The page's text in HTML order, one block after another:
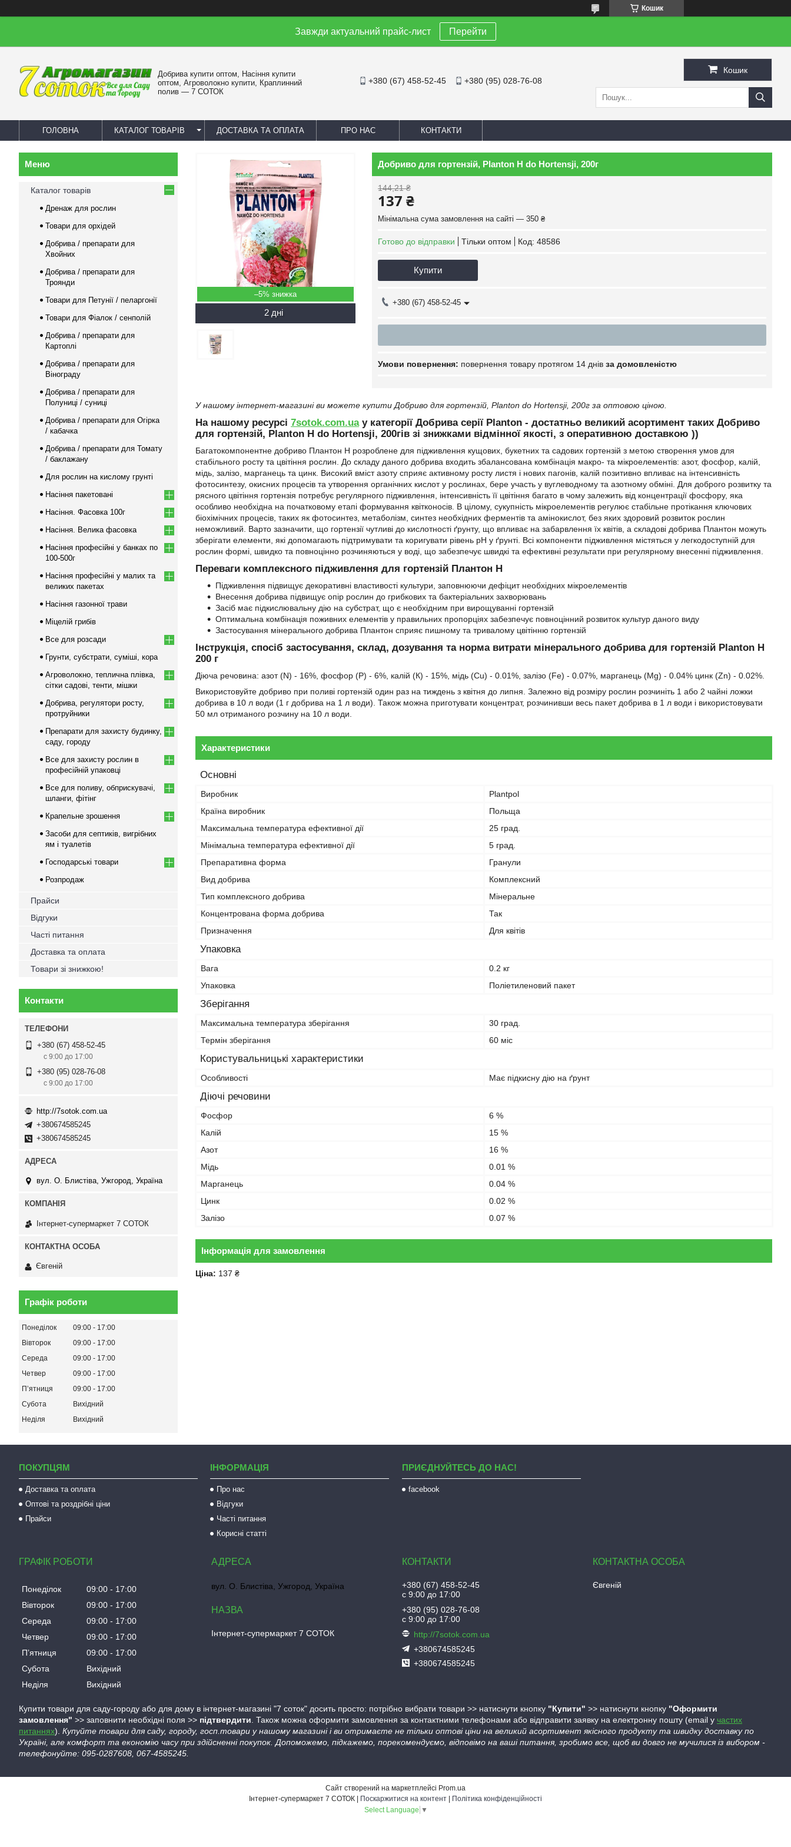
Кошик
Завжди актуальний прайс-лист Перейти
Добрива купити оптом, Насіння купити
оптом, Агроволокно купити, Краплинний
полив — 7 СОТОК
+380 (67) 458-52-45 +380 (95) 028-76-08
Кошик
ГОЛОВНА КАТАЛОГ ТОВАРІВ ДОСТАВКА ТА ОПЛАТА ПРО НАС КОНТАКТИ
–5%
2 дні
Добриво для гортензій, Planton H do Hortensji, 200г
144,21 ₴
137 ₴
Мінімальна сума замовлення на сайті — 350 ₴
Готово до відправки Тільки оптом Код: 48586
Купити
+380 (67) 458-52-45
повернення товару протягом 14 днів за домовленістю
У нашому інтернет-магазині ви можете купити Добриво для гортензій, Planton do Hortensji, 200г за оптовою ціною.
На нашому ресурсі 7sotok.com.uaу категорії Добрива серії Planton - достатньо великий асортимент таких Добриво
для гортензій, Planton H do Hortensji, 200гів зі знижками відмінної якості, з оперативною доставкою ))
Багатокомпонентне добриво Плантон Н розроблене для підживлення кущових, букетних та садових гортензій з метою створення умов для
стабільного росту та цвітіння рослин. До складу даного добрива входить збалансована комбінація макро- та мікроелементів: азот, фосфор, калій,
мідь, залізо, марганець та цинк. Високий вміст азоту сприяє активному росту листя і нових пагонів, калій позитивно впливає на інтенсивність
фотосинтезу, окисних процесів та утворення органічних кислот у рослинах, бере участь у вуглеводному та азотному обміні. Для доброго розвитку та
рясного цвітіння гортензія потребує регулярного підживлення, інтенсивність її цвітіння багато в чому залежить від концентрації фосфору, яка
особливо необхідна на початковому етапі формування квітконосів. В цілому, сукупність мікроелементів регулює стабільне протікання ключових
біохімічних процесів, таких як фотосинтез, метаболізм, синтез необхідних ферментів та амінокислот, без яких здоровий розвиток рослин
неможливий. Варто зазначити, що гортензії чутливі до кислотності ґрунту, що впливає на забарвлення їх квітів, а складові добрива Плантон можуть
зберігати елементи, які допомагають підтримувати та коригувати рівень pH у ґрунті. Всі компоненти підживлення містяться у легкодоступній для
рослин формі, швидко та повноцінно розчиняються у воді, що забезпечує швидкі та ефективні результати при регулярному внесенні підживлення.
Переваги комплексного підживлення для гортензій Плантон Н
Підживлення підвищує декоративні властивості культури, заповнюючи дефіцит необхідних мікроелементів
Внесення добрива підвищує опір рослин до грибкових та бактеріальних захворювань
Засіб має підкислювальну дію на субстрат, що є необхідним при вирощуванні гортензій
Оптимальна комбінація поживних елементів у правильних пропорціях забезпечує повноцінний розвиток культур даного виду
Застосування мінерального добрива Плантон сприяє пишному та тривалому цвітінню гортензій
Інструкція, спосіб застосування, склад, дозування та норма витрати мінерального добрива для гортензій Planton Н
200 г
Діюча речовина: азот (N) - 16%, фосфор (P) - 6%, калій (К) - 15%, мідь (Cu) - 0.01%, залізо (Fe) - 0.07%, марганець (Mg) - 0.04% цинк (Zn) - 0.02%.
Використовуйте добриво при поливі гортензій один раз на тиждень з квітня до липня. Залежно від розміру рослин розчиніть 1 або 2 чайні ложки
добрива в 10 л води (1 г добрива на 1 л води). Також можна приготувати концентрат, розчинивши весь пакет добрива в 1 л води і використовувати
50 мл отриманого розчину на 10 л води.
Характеристики
Основні
Виробник
Plantpol
Країна виробник
Польща
Максимальна температура ефективної дії
25 град.
Мінімальна температура ефективної дії
5 град.
Препаративна форма
Гранули
Вид добрива
Комплексний
Тип комплексного добрива
Мінеральне
Концентрована форма добрива
Так
Призначення
Для квітів
Упаковка
Вага
0.2 кг
Упаковка
Поліетиленовий пакет
Зберігання
Максимальна температура зберігання
30 град.
Термін зберігання
60 міс
Користувальницькі характеристики
Особливості Має підкисну дію на ґрунт
Діючі речовини
Фосфор
6 %
Калій
15 %
Азот
16 %
Мідь
0.01 %
Марганець
0.04 %
Цинк
0.02 %
Залізо
0.07 %
Інформація для замовлення
Ціна: 137 ₴
Каталог товарів
Дренаж для рослин
Товари для орхідей
Добрива / препарати для
Хвойних
Добрива / препарати для
Троянди
Товари для Петунії / пеларгонії
Товари для Фіалок / сенполій
Добрива / препарати для
Картоплі
Добрива / препарати для
Вінограду
Добрива / препарати для
Полуниці / суниці
Добрива / препарати для Огірка
/ кабачка
Добрива / препарати для Томату
/ баклажану
Для рослин на кислому грунті
Насіння пакетовані
Насіння. Фасовка 100г
Насіння. Велика фасовка
Насіння професійні у банках по
100-500г
Насіння професійні у малих та
великих пакетах
Насіння газонної трави
Міцелій грибів
Все для розсади
Грунти, субстрати, суміші, кора
Агроволокно, теплична плівка,
сітки садові, тенти, мішки
Добрива, регулятори росту,
протруйники
Препарати для захисту будинку,
саду, городу
Все для захисту рослин в
професійній упаковці
Все для поливу, обприскувачі,
шланги, фітінг
Крапельне зрошення
Засоби для септиків, вигрібних
ям і туалетів
Господарські товари
Розпродаж
Прайси
Відгуки
Часті питання
Доставка та оплата
Товари зі знижкою!
Контакти
+380 (67) 458-52-45
с 9:00 до 17:00
+380 (95) 028-76-08
с 9:00 до 17:00
http://7sotok.com.ua
+380674585245
+380674585245
вул. О. Блистіва, Ужгород, Україна
Інтернет-супермаркет 7 СОТОК
Євгеній
Графік роботи
Понеділок 09:00
17:00
Вівторок
09:00
17:00
Середа
09:00
17:00
Четвер
09:00
17:00
Пʼятниця
09:00
17:00
Субота
Вихідний
Неділя
Вихідний
ПОКУПЦЯМ
Доставка та оплата
Оптові та роздрібні ціни
Прайси
ІНФОРМАЦІЯ
Про нас
Відгуки
Часті питання
Корисні статті
ПРИЄДНУЙТЕСЬ ДО НАС!
facebook
ГРАФІК РОБОТИ
Понеділок 09:00
17:00
Вівторок
09:00
17:00
Середа
09:00
17:00
Четвер
09:00
17:00
Пʼятниця
09:00
17:00
Субота
Вихідний
Неділя
Вихідний
вул. О. Блистіва, Ужгород, Україна
Інтернет-супермаркет 7 СОТОК
+380 (67) 458-52-45
с 9:00 до 17:00
+380 (95) 028-76-08
с 9:00 до 17:00
http://7sotok.com.ua
+380674585245
+380674585245
Євгеній
Купити товари для саду-городу або для дому в інтернет-магазині "7 соток" досить просто: потрібно вибрати товари >> натиснути кнопку "Купити" >> натиснути кнопку "Оформити
замовлення" >> заповнити необхідні поля >> підтвердити. Також можна оформити замовлення за контактними телефонами або відправити заявку на електронну пошту (email у частих
питаннях). Купуйте товари для саду, городу, госп.товари у нашому магазині і ви отримаєте не тільки оптові ціни на великий асортимент якісного продукту та швидку доставку по
Україні, але комфорт та економію часу при здійсненні покупок. Допоможемо, підкажемо, порекомендуємо, відповімо на ваші питання, зробимо все, щоб ви довго не мучилися із вибором -
телефонуйте: 095-0287608, 067-4585245.
Сайт створений на маркетплейсі Prom.ua
Поскаржитися на контент
Політика конфіденційності
Select Language ▼